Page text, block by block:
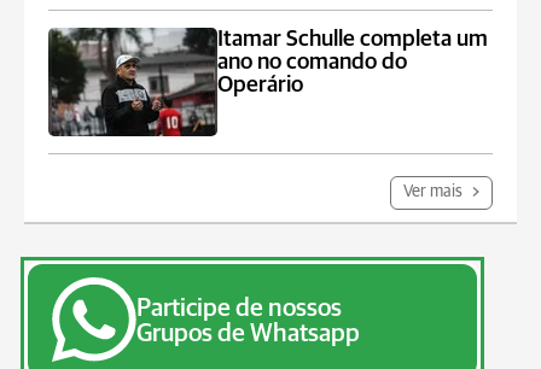
Itamar Schulle completa um
ano no comando do
Operário
Ver mais
Participe de nossos
Grupos de Whatsapp